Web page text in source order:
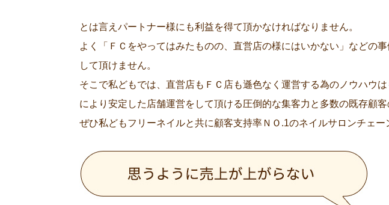
とは言えパートナー様にも利益を得て頂かなければなりません。
よく「ＦＣをやってはみたものの、直営店の様にはいかない」などの
して頂けません。
そこで私どもでは、直営店もＦＣ店も遜色なく運営する為のノウハウ
により安定した店舗運営をして頂ける圧倒的な集客力と多数の既存顧
ぜひ私どもフリーネイルと共に顧客支持率ＮＯ.1のネイルサロンチェー